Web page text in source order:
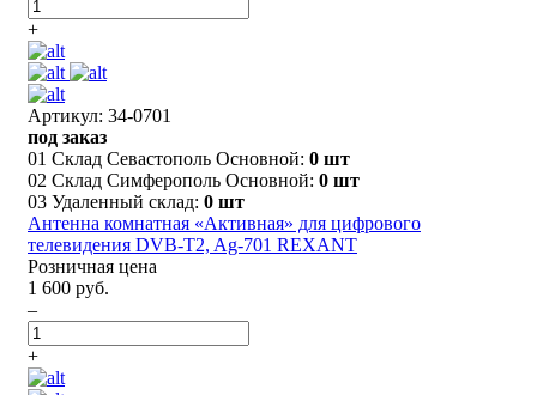
+
Артикул: 34-0701
под заказ
01 Склад Севастополь Основной: 0 шт
02 Склад Симферополь Основной: 0 шт
03 Удаленный склад: 0 шт
Антенна комнатная «Активная» для цифрового
телевидения DVB-T2, Ag-701 REXANT
Розничная цена
1 600 руб.
–
+